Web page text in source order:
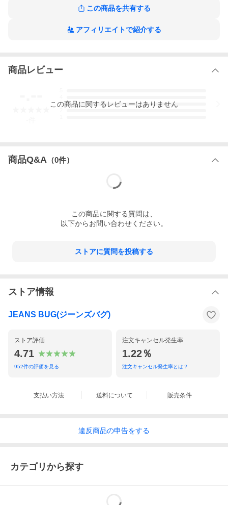
* モデル体型180cm 56kg（写真はＭサイズ着用）
この商品を共有する
アフィリエイトで紹介する
商品レビュー
3
この商品に関するレビューはありません
商品Q&A （0件）
この商品に関する質問は、
以下からお問い合わせください。
ストアに質問を投稿する
ストア情報
JEANS BUG(ジーンズバグ)
ストア評価
4.71
952件の評価を見る
注文キャンセル発生率
1.22％
注文キャンセル発生率とは？
支払い方法 送料について 販売条件
違反商品の申告をする
カテゴリから探す